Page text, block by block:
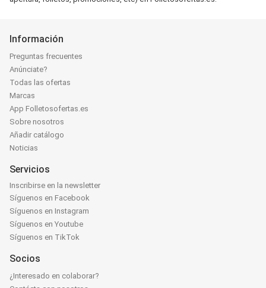
Información
Preguntas frecuentes
Anúnciate?
Todas las ofertas
Marcas
App Folletosofertas.es
Sobre nosotros
Añadir catálogo
Noticias
Servicios
Inscribirse en la newsletter
Síguenos en Facebook
Síguenos en Instagram
Síguenos en Youtube
Síguenos en TikTok
Socios
¿Interesado en colaborar?